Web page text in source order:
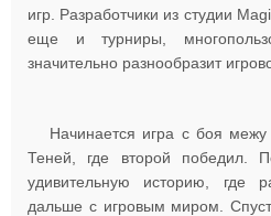
игр. Разработчики из студии
еще и турниры,
значительно разнообразит
Начинается игра с боя
Теней, где второй победил.
удивительную историю, где
дальше с игровым миром.